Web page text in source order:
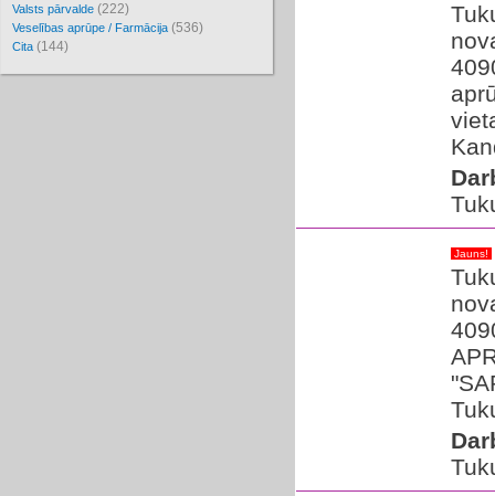
Valsts pārvalde (222)
Veselības aprūpe / Farmācija (536)
Cita (144)
Jauns!